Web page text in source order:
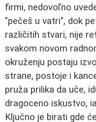
firmi, nedovoľno
"pečeš u vatri", dok
različitih stvari, nije
svakom novom
okruženju postaju
strane, postoje i
pruža prilika da uče,
dragoceno iskustvo,
Ključno je birati gde